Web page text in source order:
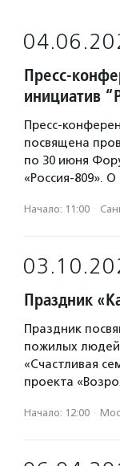
Пресс-
инициатив
Пресс-
посвящена
по 30 июня
«Россия-809».
Начало: 11:00 ·
Праздник
Праздник
пожилых
«Счастливая
проекта
Начало: 12:00 ·